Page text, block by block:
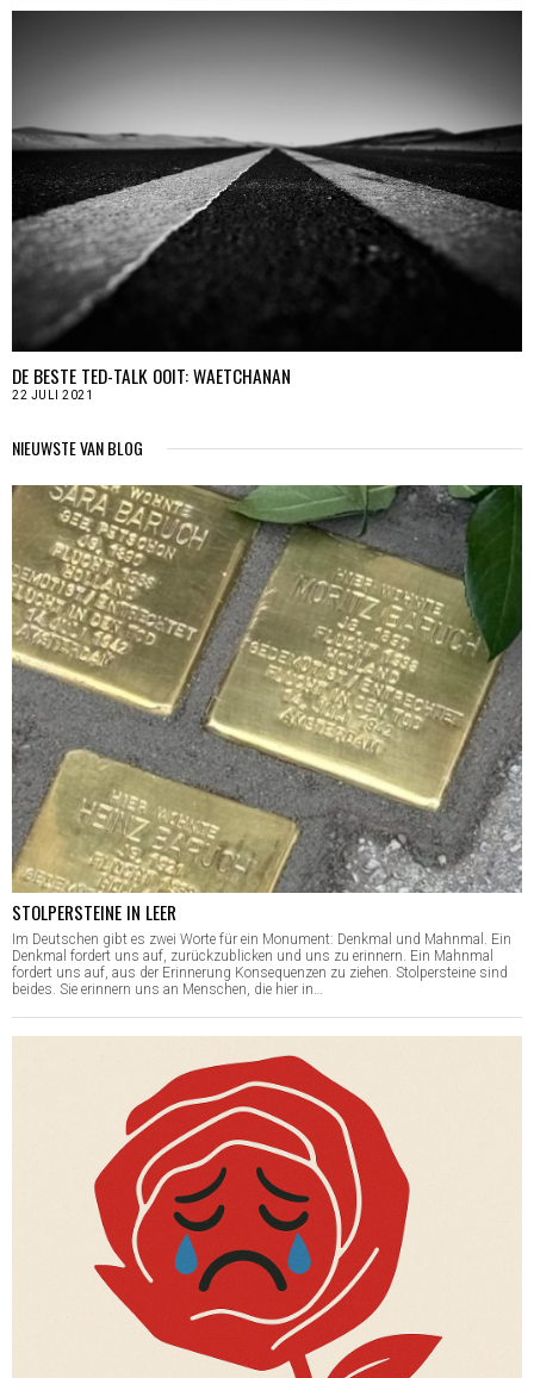
DE BESTE TED-TALK OOIT: WAETCHANAN
22 JULI 2021
NIEUWSTE VAN BLOG
STOLPERSTEINE IN LEER
Im Deutschen gibt es zwei Worte für ein Monument: Denkmal und Mahnmal. Ein
Denkmal fordert uns auf, zurückzublicken und uns zu erinnern. Ein Mahnmal
fordert uns auf, aus der Erinnerung Konsequenzen zu ziehen. Stolpersteine sind
beides. Sie erinnern uns an Menschen, die hier in…